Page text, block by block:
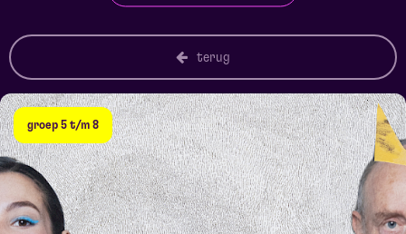
terug
groep 5 t/m 8